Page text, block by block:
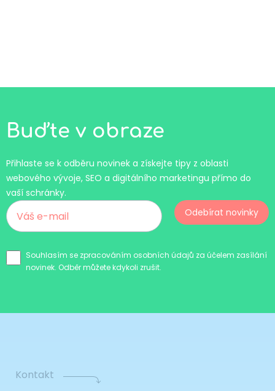
Buďte v obraze
Přihlaste se k odběru novinek a získejte tipy z oblasti
webového vývoje, SEO a digitálního marketingu přímo do
vaší schránky.
Odebírat novinky
Souhlasím se zpracováním osobních údajů za účelem zasílání
novinek. Odběr můžete kdykoli zrušit.
Kontakt